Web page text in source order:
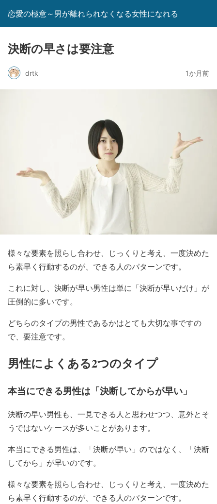
恋愛の極意～男が離れられなくなる女性になれる
決断の早さは要注意
drtk 1か月前
様々な要素を照らし合わせ、じっくりと考え、一度決めた
ら素早く行動するのが、できる人のパターンです。
これに対し、決断が早い男性は単に「決断が早いだけ」が
圧倒的に多いです。
どちらのタイプの男性であるかはとても大切な事ですの
で、要注意です。
男性によくある2つのタイプ
本当にできる男性は「決断してからが早い」
決断の早い男性も、一見できる人と思わせつつ、意外とそ
うではないケースが多いことがあります。
本当にできる男性は、「決断が早い」のではなく、「決断
してから」が早いのです。
様々な要素を照らし合わせ、じっくりと考え、一度決めた
ら素早く行動するのが、できる人のパターンです。